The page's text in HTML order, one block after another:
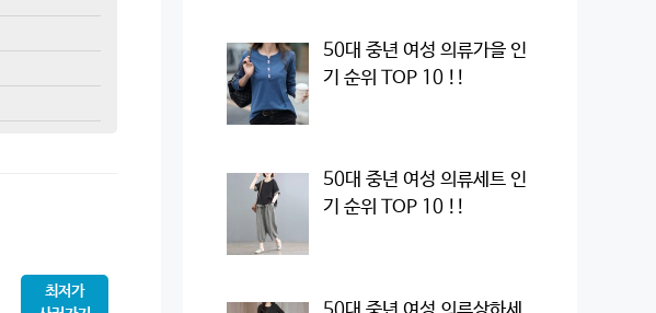
최저가
50대 중년 여성 의류가을 인
기 순위 TOP 10 !!
50대 중년 여성 의류세트 인
기 순위 TOP 10 !!